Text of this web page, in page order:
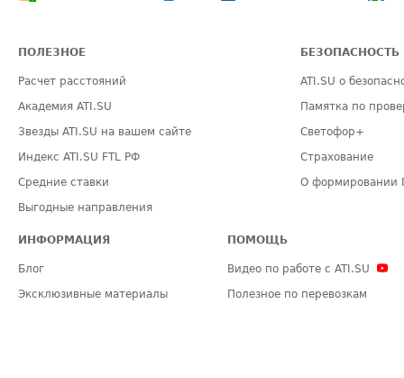
ПОЛЕЗНОЕ
Расчет расстояний
Академия ATI.SU
Звезды ATI.SU на вашем сайте
Индекс ATI.SU FTL РФ
Средние ставки
Выгодные направления
БЕЗОПАСНОСТЬ
ATI.SU о
Памятка по
Светофор+
Страхование
О формировании
ИНФОРМАЦИЯ
Блог
Эксклюзивные материалы
ПОМОЩЬ
Видео по работе с ATI.SU
Полезное по перевозкам